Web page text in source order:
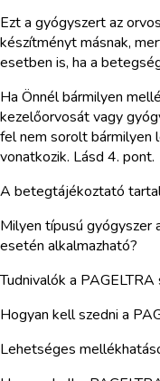
Ezt a gyógyszert az
készítményt másnak,
esetben is, ha a
Ha Önnél bármilyen
kezelőorvosát vagy
fel nem sorolt bármilyen
vonatkozik. Lásd 4. pont.
A betegtájékoztató
Milyen típusú gyógyszer
esetén alkalmazható?
Tudnivalók a
Hogyan kell szedni a
Lehetséges